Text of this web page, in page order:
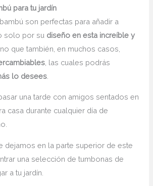
para tu jardín
son perfectas para añadir a
solo por su diseño en esta increíble y
que también, en muchos casos,
, las cuales podrás
lo desees
una tarde con amigos sentados en
casa durante cualquier día de
dejamos en la parte superior de este
una selección de tumbonas de
a tu jardín.